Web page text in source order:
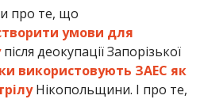
про те, що
умови для
після деокупації Запорізької
використовують ЗАЕС як
Нікопольщини. І про те,